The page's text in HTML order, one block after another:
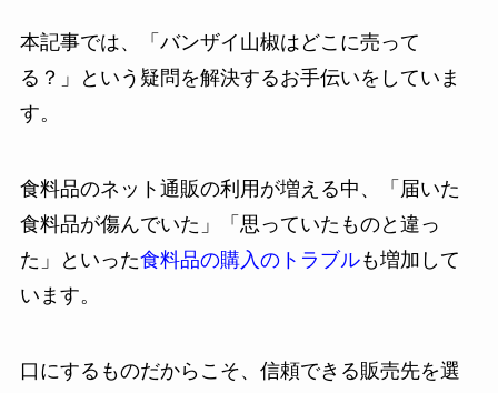
本記事では、「バンザイ山椒はどこに売って
る？」という疑問を解決するお手伝いをしていま
す。
食料品のネット通販の利用が増える中、「届いた
食料品が傷んでいた」「思っていたものと違っ
た」といった食料品の購入のトラブルも増加して
います。
口にするものだからこそ、信頼できる販売先を選